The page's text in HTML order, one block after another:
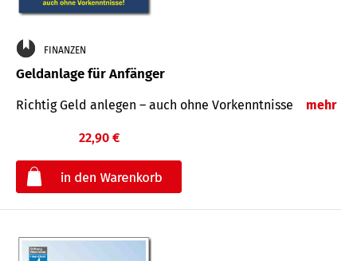
FINANZEN
Geldanlage für Anfänger
Richtig Geld anlegen – auch ohne Vorkenntnisse mehr
22,90 €